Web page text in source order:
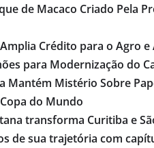
de Macaco Criado Pela
Crédito para o Agro e
para Modernização do
Mantém Mistério Sobre
do Mundo
transforma Curitiba e
de sua trajetória com